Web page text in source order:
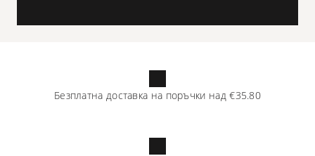
Безплатна доставка на поръчки над €35.80